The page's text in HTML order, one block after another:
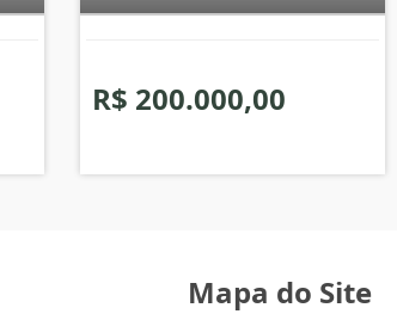
R$ 200.000,00
Mapa do Site